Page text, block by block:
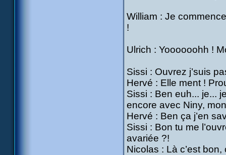
William : Je
!
Ulrich : Yoooooohh !
Sissi : Ouvrez j’suis
Hervé : Elle ment !
Sissi : Ben euh... je...
encore avec Niny,
Hervé : Ben ça j’en
Sissi : Bon tu me
avariée ?!
Nicolas : Là c’est bon,